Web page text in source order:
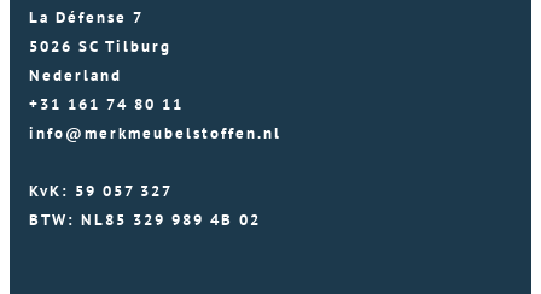
La Défense 7
5026 SC Tilburg
Nederland
+31 161 74 80 11
info@merkmeubelstoffen.nl
KvK: 59 057 327
BTW: NL85 329 989 4B 02